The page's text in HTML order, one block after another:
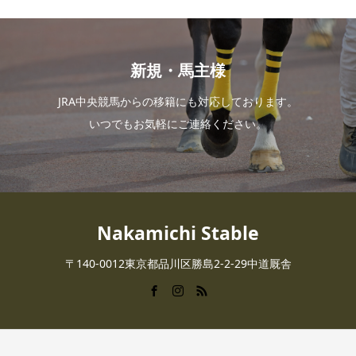
新規・馬主様
JRA中央競馬からの移籍にも対応しております。
いつでもお気軽にご連絡ください。
Nakamichi Stable
〒140-0012東京都品川区勝島2-2-29中道厩舎